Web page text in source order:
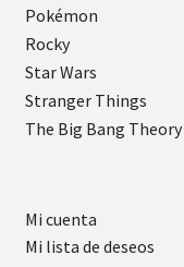
Pokémon
Rocky
Star Wars
Stranger Things
The Big Bang Theory
Mi cuenta
Mi lista de deseos